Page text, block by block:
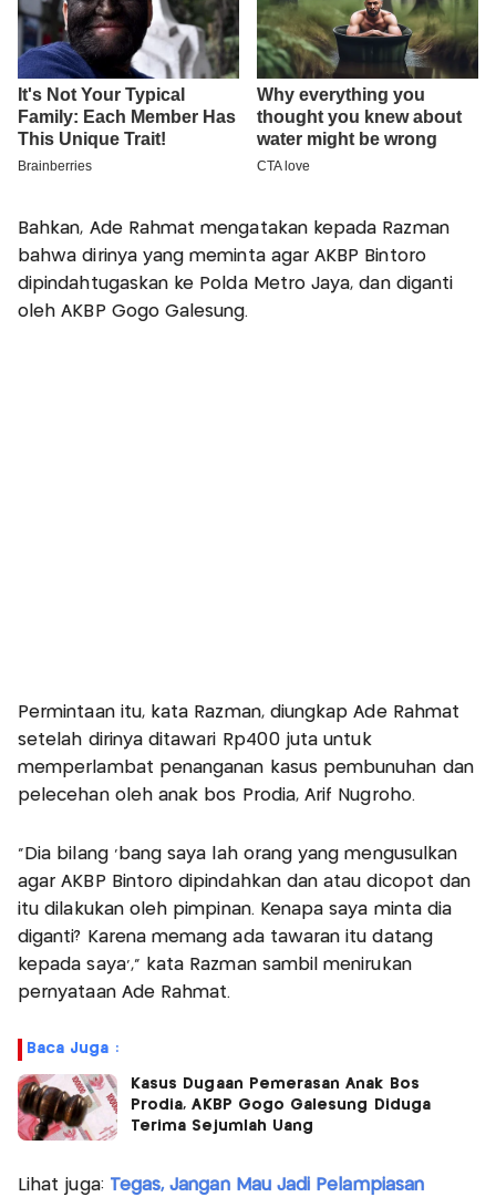
Bahkan, Ade Rahmat mengatakan kepada Razman
bahwa dirinya yang meminta agar AKBP Bintoro
dipindahtugaskan ke Polda Metro Jaya, dan diganti
oleh AKBP Gogo Galesung.
Permintaan itu, kata Razman, diungkap Ade Rahmat
setelah dirinya ditawari Rp400 juta untuk
memperlambat penanganan kasus pembunuhan dan
pelecehan oleh anak bos Prodia, Arif Nugroho.
"Dia bilang 'bang saya lah orang yang mengusulkan
agar AKBP Bintoro dipindahkan dan atau dicopot dan
itu dilakukan oleh pimpinan. Kenapa saya minta dia
diganti? Karena memang ada tawaran itu datang
kepada saya'," kata Razman sambil menirukan
pernyataan Ade Rahmat.
Baca Juga :
Kasus Dugaan Pemerasan Anak Bos
Prodia, AKBP Gogo Galesung Diduga
Terima Sejumlah Uang
Lihat juga: Tegas, Jangan Mau Jadi Pelampiasan